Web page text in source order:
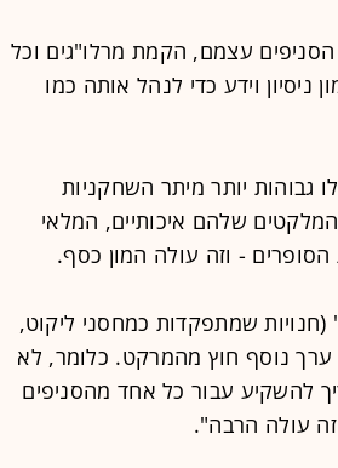
עצמם, הקמת מרלו"גים וכל
וידע כדי לנהל אותה כמו
גבוהות יותר מיתר השחקניות
שלהם איכותיים, המלאי
- וזה עולה המון כסף.
(חנויות שמתפקדות כמחסני ליקוט,
נוסף חוץ מהמרקט. כלומר, לא
להשקיע עבור כל אחד מהסניפים
עולה הרבה".